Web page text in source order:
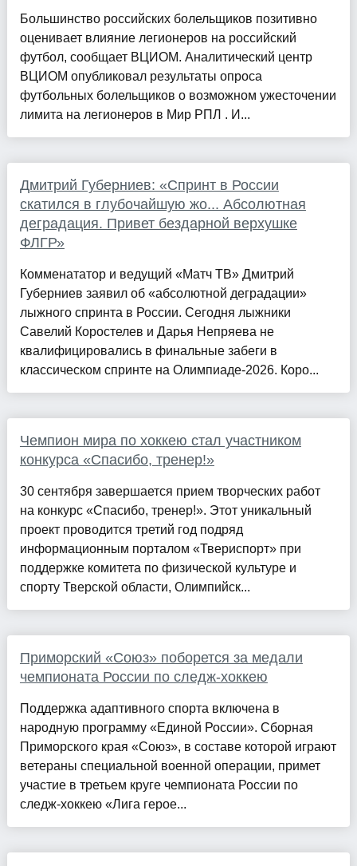
Большинство российских болельщиков позитивно
оценивает влияние легионеров на российский
футбол, сообщает ВЦИОМ. Аналитический центр
ВЦИОМ опубликовал результаты опроса
футбольных болельщиков о возможном ужесточении
лимита на легионеров в Мир РПЛ . И...
Дмитрий Губерниев: «Спринт в России
скатился в глубочайшую жо... Абсолютная
деградация. Привет бездарной верхушке
ФЛГР»
Комменататор и ведущий «Матч ТВ» Дмитрий
Губерниев заявил об «абсолютной деградации»
лыжного спринта в России. Сегодня лыжники
Савелий Коростелев и Дарья Непряева не
квалифицировались в финальные забеги в
классическом спринте на Олимпиаде-2026. Коро...
Чемпион мира по хоккею стал участником
конкурса «Спасибо, тренер!»
30 сентября завершается прием творческих работ
на конкурс «Спасибо, тренер!». Этот уникальный
проект проводится третий год подряд
информационным порталом «Твериспорт» при
поддержке комитета по физической культуре и
спорту Тверской области, Олимпийск...
Приморский «Союз» поборется за медали
чемпионата России по следж-хоккею
Поддержка адаптивного спорта включена в
народную программу «Единой России». Сборная
Приморского края «Союз», в составе которой играют
ветераны специальной военной операции, примет
участие в третьем круге чемпионата России по
следж-хоккею «Лига герое...